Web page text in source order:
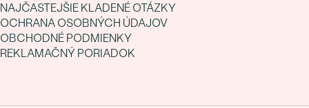
NAJČASTEJŠIE KLADENÉ OTÁZKY
OCHRANA OSOBNÝCH ÚDAJOV
OBCHODNÉ PODMIENKY
REKLAMAČNÝ PORIADOK